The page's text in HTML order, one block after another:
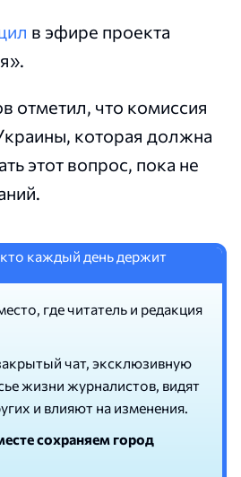
в эфире проекта
отметил, что комиссия
которая должна
этот вопрос, пока не
каждый день держит
где читатель и редакция
чат, эксклюзивную
жизни журналистов, видят
и влияют на изменения.
сохраняем город